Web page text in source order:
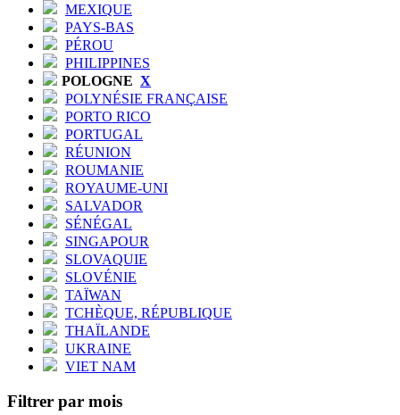
MEXIQUE
PAYS-BAS
PÉROU
PHILIPPINES
POLOGNE X
POLYNÉSIE FRANÇAISE
PORTO RICO
PORTUGAL
RÉUNION
ROUMANIE
ROYAUME-UNI
SALVADOR
SÉNÉGAL
SINGAPOUR
SLOVAQUIE
SLOVÉNIE
TAÏWAN
TCHÈQUE, RÉPUBLIQUE
THAÏLANDE
UKRAINE
VIET NAM
Filtrer par mois